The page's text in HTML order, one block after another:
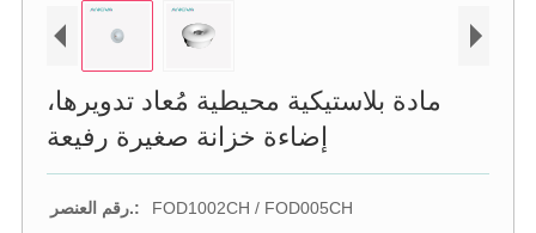
مادة بلاستيكية محيطية مُعاد تدويرها،
إضاءة خزانة صغيرة رفيعة
رقم العنصر.:
FOD1002CH / FOD005CH